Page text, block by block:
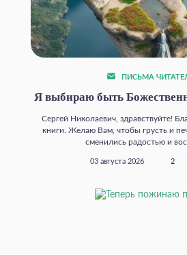
ПИСЬМА
Я выбираю быть
Сергей Николаевич, здравствуйте!
книги. Желаю Вам, чтобы грусть и
сменились радостью и
03 августа 2026 2